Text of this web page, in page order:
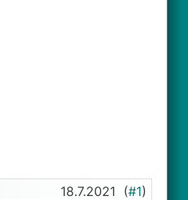
18.7.2021 (#1)